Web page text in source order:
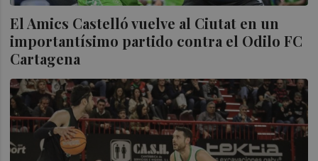
El Amics Castelló vuelve al Ciutat en un
importantísimo partido contra el Odilo FC
Cartagena